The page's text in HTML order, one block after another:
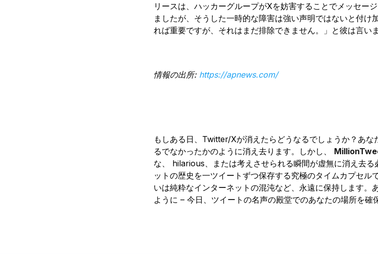
リースは、ハッカーグループがXを妨害することでメッセー
ましたが、そうした一時的な障害は強い声明ではないと付け
れば重要ですが、それはまだ排除できません。」と彼は言いま
情報の出所: https://apnews.com/
もしある日、Twitter/Xが消えたらどうなるでしょうか？あな
るでなかったかのように消え去ります。しかし、
な、 hilarious、または考えさせられる瞬間が虚無に消え去
ットの歴史を一ツイートずつ保存する究極のタイムカプセル
いは純粋なインターネットの混沌など、永遠に保持します。
ように – 今日、ツイートの名声の殿堂でのあなたの場所を確